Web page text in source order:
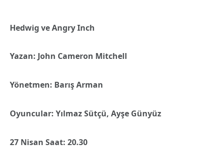
Hedwig ve Angry Inch
Yazan: John Cameron Mitchell
Yönetmen: Barış Arman
Oyuncular: Yılmaz Sütçü, Ayşe Günyüz
27 Nisan Saat: 20.30